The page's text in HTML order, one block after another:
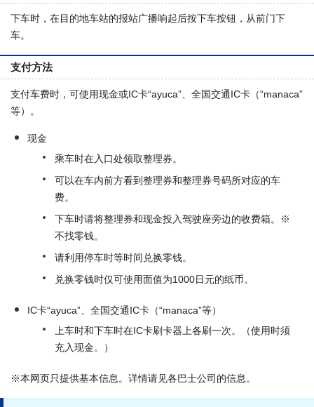
下车时，在目的地车站的报站广播响起后按下车按钮，从前门下
车。
支付方法
支付车费时，可使用现金或IC卡“ayuca”、全国交通IC卡（“manaca”
等）。
现金
乘车时在入口处领取整理券。
可以在车内前方看到整理券和整理券号码所对应的车
费。
下车时请将整理券和现金投入驾驶座旁边的收费箱。※
不找零钱。
请利用停车时等时间兑换零钱。
兑换零钱时仅可使用面值为1000日元的纸币。
IC卡“ayuca”、全国交通IC卡（“manaca”等）
上车时和下车时在IC卡刷卡器上各刷一次。（使用时须
充入现金。）
※本网页只提供基本信息。详情请见各巴士公司的信息。